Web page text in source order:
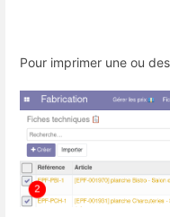
Pour imprimer une ou